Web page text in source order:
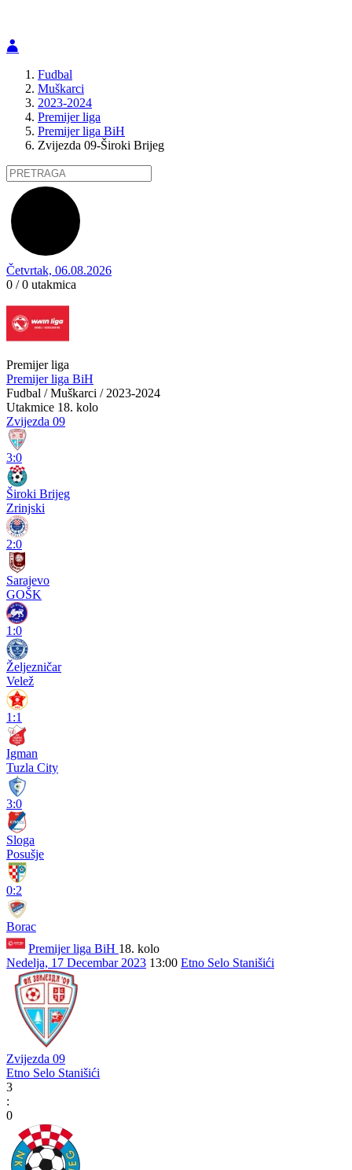
Fudbal
Muškarci
2023-2024
Premijer liga
Premijer liga BiH
Zvijezda 09-Široki Brijeg
Četvrtak, 06.08.2026
0 / 0 utakmica
Premijer liga
Premijer liga BiH
Fudbal / Muškarci / 2023-2024
Utakmice 18. kolo
Zvijezda 09
3:0
Široki Brijeg
Zrinjski
2:0
Sarajevo
GOŠK
1:0
Željezničar
Velež
1:1
Igman
Tuzla City
3:0
Sloga
Posušje
0:2
Borac
Premijer liga BiH 18. kolo
Nedelja, 17 Decembar 2023 13:00 Etno Selo Stanišići
Zvijezda 09
Etno Selo Stanišići
3
:
0